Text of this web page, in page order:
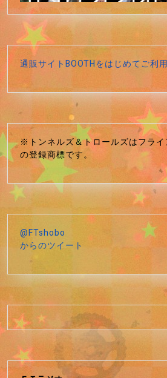
通販サイトBOOTHをはじめてご利
※トンネルズ＆トロールズはフラ
の登録商標です。
@FTshobo
からのツイート